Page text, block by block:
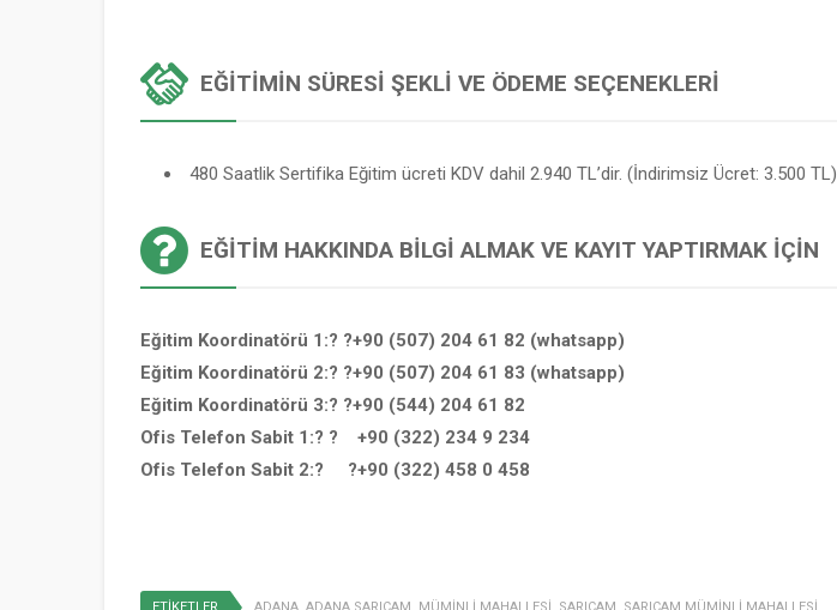
EĞITIMIN SÜRESI ŞEKLI VE ÖDEME SEÇENEKLERI
480 Saatlik Sertifika Eğitim ücreti KDV dahil 2.940 TL’dir. (İndirimsiz Ücret: 3.500 TL)
EĞITIM HAKKINDA BILGI ALMAK VE KAYIT YAPTIRMAK İÇIN
Eğitim Koordinatörü 1:? ?+90 (507) 204 61 82 (whatsapp)
Eğitim Koordinatörü 2:? ?+90 (507) 204 61 83 (whatsapp)
Eğitim Koordinatörü 3:? ?+90 (544) 204 61 82
Ofis Telefon Sabit 1:? ? +90 (322) 234 9 234
Ofis Telefon Sabit 2:? ?+90 (322) 458 0 458